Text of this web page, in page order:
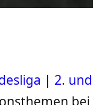
| 2. und
bei